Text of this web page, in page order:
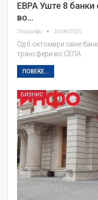
ЕВРА Уште 8 банки
во…
Плусинфо 24/06/2025
Од 6 октомври овие
трансфери во СЕПА.
ПОВЕЌЕ...
БИЗНИС